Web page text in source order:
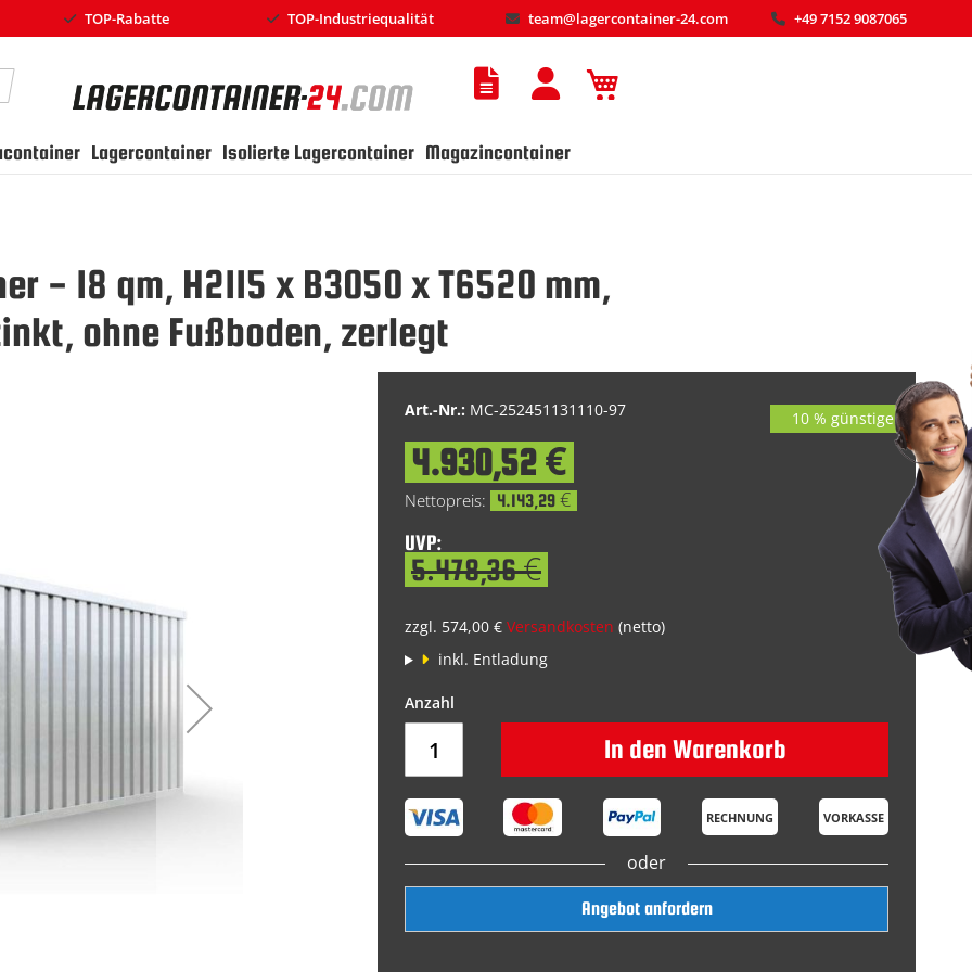
TOP-Rabatte TOP-Industriequalität team@lagercontainer-24.com +49 7152 9087065
Lagercontainer Isolierte Lagercontainer Magazincontainer
- 18 qm, H2115 x B3050 x T6520 mm,
ohne Fußboden, zerlegt
Art.-Nr.: MC-252451131110-97
Special
Price
4.930,52 €
4.143,29 €
UVP:
5.478,36 €
zzgl. 574,00 € Versandkosten (netto)
inkl. Entladung
In den Warenkorb
RECHNUNG VORKASSE
oder
Angebot anfordern
10 % günstiger